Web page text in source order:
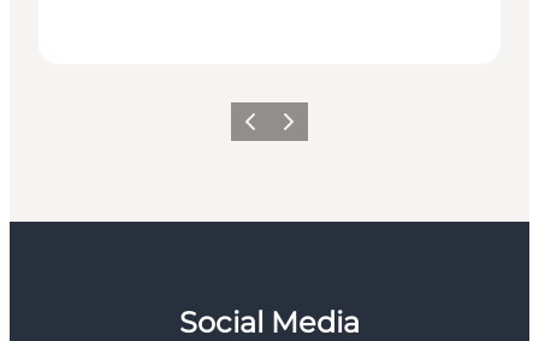
ZurückWeiter
Social Media